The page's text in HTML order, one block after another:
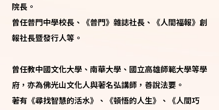
院長。
曾任普門中學校長、《普門》雜誌社長、《人間福報》創
報社長暨發行人等。
曾任教中國文化大學、南華大學、國立高雄師範大學等學
府，亦為佛光山文化人與著名弘講師，善說法要。
著有《尋找智慧的活水》、《頓悟的人生》、《人間巧